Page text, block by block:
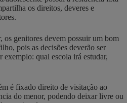
os direitos, deveres e
os genitores devem possuir um bom
pois as decisões deverão ser
qual escola irá estudar,
é fixado direito de visitação ao
do menor, podendo deixar livre ou